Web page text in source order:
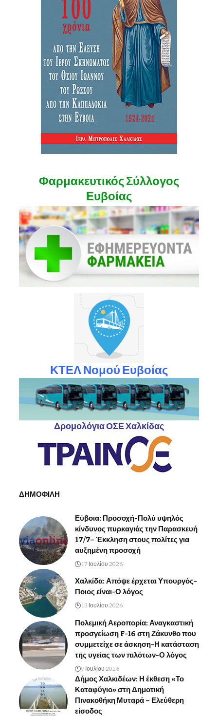
Φαρμακευτικός Σύλλογος
Ευβοίας
ΚΤΕΛ Νομού Ευβοίας
Δρομολόγια ΟΣΕ Χαλκίδας
ΔΗΜΟΦΙΛΗ
Εύβοια: Προσοχή-Πολύ υψηλός
κίνδυνος πυρκαγιάς την Παρασκευή
17/7– Έκκληση στους πολίτες για
αυξημένη προσοχή
17 Ιουλίου 2026
Χαλκίδα: Απόψε έρχεται Υπουργός-
Ποιος είναι-Ο λόγος
13 Ιουλίου 2026
Πολεμική Αεροπορία: Αναγκαστική
προσγείωση F-16 στη Ζάκυνθο που
συμμετείχε σε άσκηση-Η κατάσταση
της υγείας των πιλότων-Ο λόγος
9 Ιουλίου 2026
Δήμος Χαλκιδέων: Η έκθεση «Το
Καταφύγιο» στη Δημοτική
Πινακοθήκη Μυταρά – Ελεύθερη
είσοδος